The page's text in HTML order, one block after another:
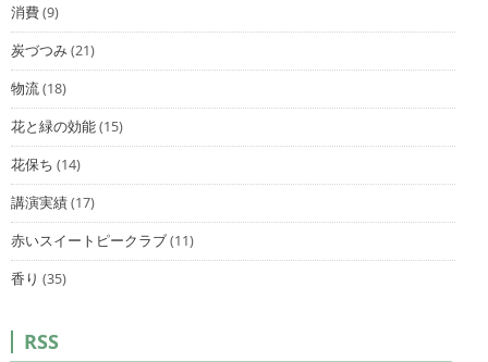
消費(9)
炭づつみ(21)
物流(18)
花と緑の効能(15)
花保ち (14)
講演実績(17)
赤いスイートピークラブ(11)
香り (35)
RSS